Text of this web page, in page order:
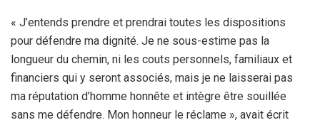
« J’entends prendre et prendrai toutes les dispositions
pour défendre ma dignité. Je ne sous-estime pas la
longueur du chemin, ni les couts personnels, familiaux et
financiers qui y seront associés, mais je ne laisserai pas
ma réputation d’homme honnête et intègre être souillée
sans me défendre. Mon honneur le réclame », avait écrit